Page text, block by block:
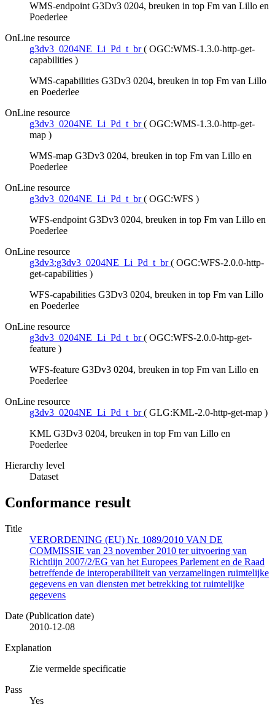
WMS-endpoint G3Dv3 0204, breuken in top Fm van Lillo en
Poederlee
OnLine resource
g3dv3_0204NE_Li_Pd_t_br ( OGC:WMS-1.3.0-http-get-
capabilities )
WMS-capabilities G3Dv3 0204, breuken in top Fm van Lillo
en Poederlee
OnLine resource
g3dv3_0204NE_Li_Pd_t_br ( OGC:WMS-1.3.0-http-get-
map )
WMS-map G3Dv3 0204, breuken in top Fm van Lillo en
Poederlee
OnLine resource
g3dv3_0204NE_Li_Pd_t_br ( OGC:WFS )
WFS-endpoint G3Dv3 0204, breuken in top Fm van Lillo en
Poederlee
OnLine resource
g3dv3:g3dv3_0204NE_Li_Pd_t_br ( OGC:WFS-2.0.0-http-
get-capabilities )
WFS-capabilities G3Dv3 0204, breuken in top Fm van Lillo
en Poederlee
OnLine resource
g3dv3_0204NE_Li_Pd_t_br ( OGC:WFS-2.0.0-http-get-
feature )
WFS-feature G3Dv3 0204, breuken in top Fm van Lillo en
Poederlee
OnLine resource
g3dv3_0204NE_Li_Pd_t_br ( GLG:KML-2.0-http-get-map )
KML G3Dv3 0204, breuken in top Fm van Lillo en
Poederlee
Hierarchy level
Dataset
Conformance result
Title
VERORDENING (EU) Nr. 1089/2010 VAN DE
COMMISSIE van 23 november 2010 ter uitvoering van
Richtlijn 2007/2/EG van het Europees Parlement en de Raad
betreffende de interoperabiliteit van verzamelingen ruimtelijke
gegevens en van diensten met betrekking tot ruimtelijke
gegevens
Date (Publication date)
2010-12-08
Explanation
Zie vermelde specificatie
Pass
Yes